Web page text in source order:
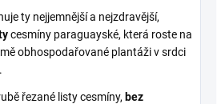
ty nejjemnější a nejzdravější,
cesmíny paraguayské, která roste na
obhospodařované plantáži v srdci
řezané listy cesmíny, bez